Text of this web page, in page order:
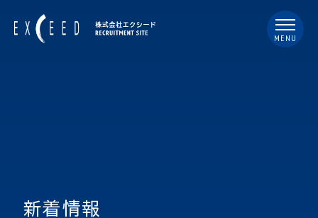
MENU
新着情報